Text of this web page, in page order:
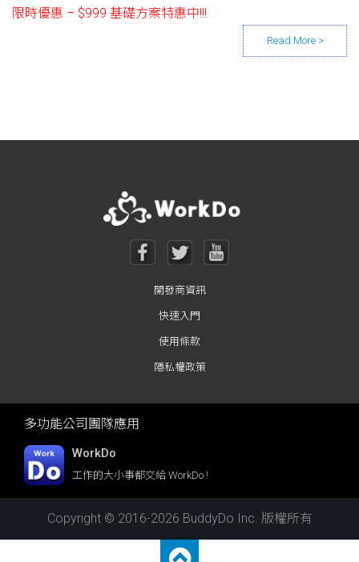
限時優惠 – $999 基礎方案特惠中!!!
Posts navigation
開發商資訊
快速入門
使用條款
隱私權政策
多功能公司團隊應用
WorkDo
工作的大小事都交給 WorkDo !
Copyright © 2016-2026 BuddyDo Inc. 版權所有